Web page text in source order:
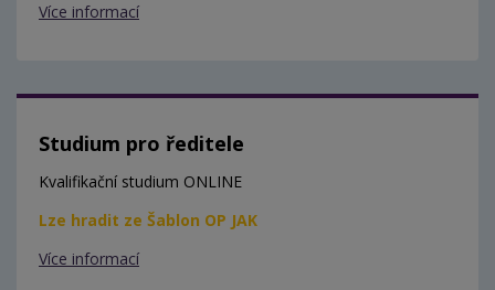
Více informací
Studium pro ředitele
Kvalifikační studium ONLINE
Lze hradit ze Šablon OP JAK
Více informací